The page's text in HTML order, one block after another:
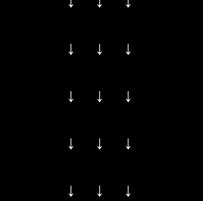
↓ ↓ ↓
↓ ↓ ↓
↓ ↓ ↓
↓ ↓ ↓